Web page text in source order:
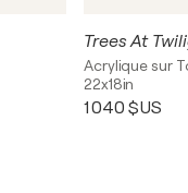
Trees At
Acrylique sur
22x18in
1 040 $US